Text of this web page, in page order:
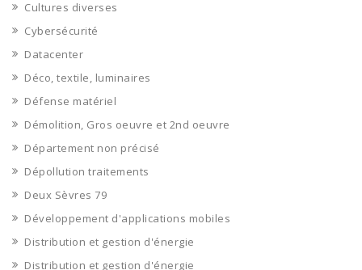
Cultures diverses
Cybersécurité
Datacenter
Déco, textile, luminaires
Défense matériel
Démolition, Gros oeuvre et 2nd oeuvre
Département non précisé
Dépollution traitements
Deux Sèvres 79
Développement d'applications mobiles
Distribution et gestion d'énergie
Distribution et gestion d'énergie